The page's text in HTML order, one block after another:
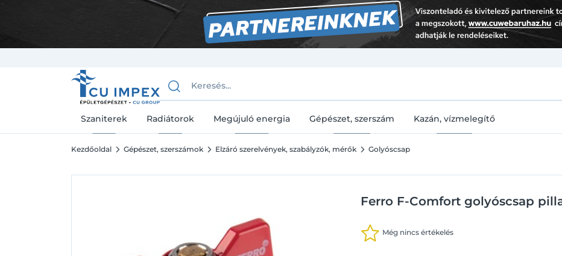
Szaniterek Radiátorok Megújuló energia Gépészet, szerszám Kazán, vízmelegítő
Kezdőoldal Gépészet, szerszámok Elzáró szerelvények, szabályzók, mérők Golyóscsap
Ferro F-Comfort golyóscsap
Még nincs értékelés